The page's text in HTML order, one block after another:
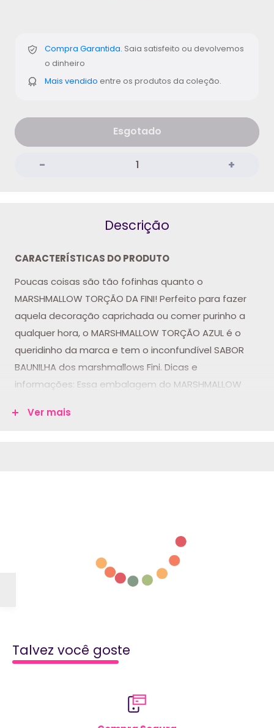
Compra Garantida. Saia satisfeito ou devolvemos
o dinheiro
Mais vendido entre os produtos da coleção.
Esgotado
Descrição
CARACTERÍSTICAS DO PRODUTO
Poucas coisas são tão fofinhas quanto o
MARSHMALLOW TORÇÃO DA FINI! Perfeito para fazer
aquela decoração caprichada ou comer purinho a
qualquer hora, o MARSHMALLOW TORÇÃO AZUL é o
queridinho da marca e tem o inconfundível SABOR
BAUNILHA dos marshmallows Fini. Dicas e
informações: Essa embalagem do MARSHMALLOW
aproximadamente 35 marshmallows para dividir com
Ver mais
Talvez você goste